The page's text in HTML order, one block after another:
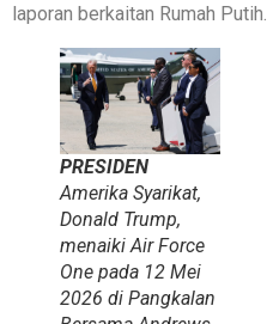
laporan berkaitan Rumah Putih.
PRESIDEN
Amerika Syarikat,
Donald Trump,
menaiki Air Force
One pada 12 Mei
2026 di Pangkalan